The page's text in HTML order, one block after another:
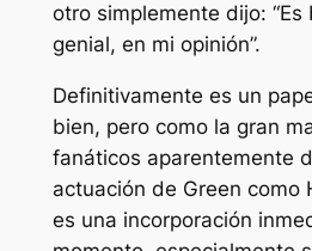
otro simplemente dijo: “Es
genial, en mi opinión”.
Definitivamente es un
bien, pero como la gran
fanáticos aparentemente
actuación de Green como
es una incorporación